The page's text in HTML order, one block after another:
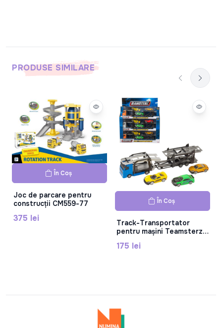
PRODUSE SIMILARE
În Coș
Joc de parcare pentru
construcții CM559-77
375 lei
În Coș
Track-Transportator
pentru mașini Teamsterz,
175 lei